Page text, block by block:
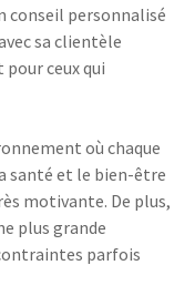
conseil personnalisé
sa clientèle
ceux qui
où chaque
santé et le bien-être
motivante. De plus,
plus grande
parfois